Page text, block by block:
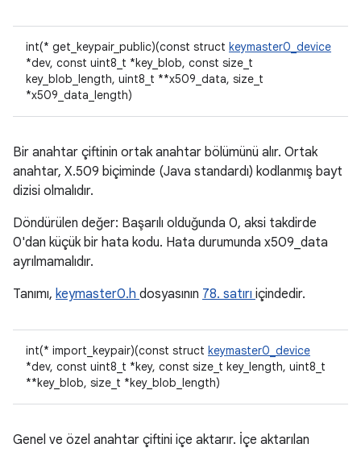
int(* get_keypair_public)(const struct keymaster0_device
*dev, const uint8_t *key_blob, const size_t
key_blob_length, uint8_t **x509_data, size_t
*x509_data_length)
Bir anahtar çiftinin ortak anahtar bölümünü alır. Ortak
anahtar, X.509 biçiminde (Java standardı) kodlanmış bayt
dizisi olmalıdır.
Döndürülen değer: Başarılı olduğunda 0, aksi takdirde
0'dan küçük bir hata kodu. Hata durumunda x509_data
ayrılmamalıdır.
Tanımı, keymaster0.h dosyasının 78. satırı içindedir.
int(* import_keypair)(const struct keymaster0_device
*dev, const uint8_t *key, const size_t key_length, uint8_t
**key_blob, size_t *key_blob_length)
Genel ve özel anahtar çiftini içe aktarır. İçe aktarılan